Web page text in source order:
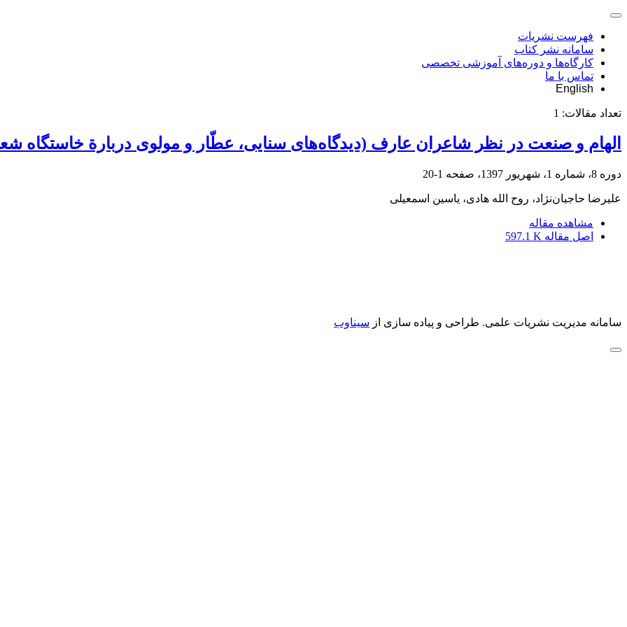
فهرست نشریات
سامانه نشر کتاب
کارگاه‌ها و دوره‌های آموزشی تخصصی
تماس با ما
English
تعداد مقالات: 1
الهام و صنعت در نظر شاعران عارف (دیدگاه‌های سنایی، عطّار و مولوی دربارة خاستگاه
دوره 8، شماره 1، شهریور 1397، صفحه 1-20
علیرضا حاجیا‌ن‌نژاد، روح الله هادی، یاسین اسمعیلی
مشاهده مقاله
اصل مقاله 597.1 K
سامانه مدیریت نشریات علمی. طراحی و پیاده سازی از سیناوب